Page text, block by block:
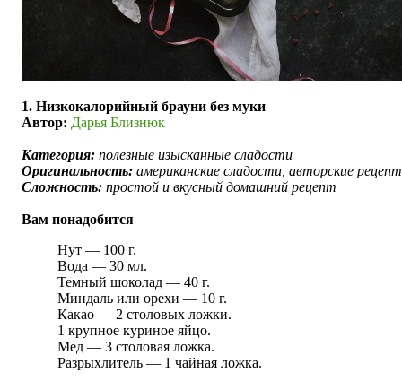
1. Низкокалорийный брауни без муки
Автор: Дарья Близнюк
Категория: полезные изысканные сладости
Оригинальность: американские сладости, авторские
Сложность: простой и вкусный домашний рецепт
Вам понадобится
Нут — 100 г.
Вода — 30 мл.
Темный шоколад — 40 г.
Миндаль или орехи — 10 г.
Какао — 2 столовых ложки.
1 крупное куриное яйцо.
Мед — 3 столовая ложка.
Разрыхлитель — 1 чайная ложка.